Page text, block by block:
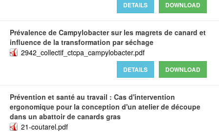
DOWNLOAD
DETAILS
Prévalence de Campylobacter sur les magrets de canard et
influence de la transformation par séchage
2942_collectif_ctcpa_campylobacter.pdf
DOWNLOAD
DETAILS
Prévention et santé au travail : Cas d'intervention
ergonomique pour la conception d'un atelier de découpe
dans un abattoir de canards gras
21-coutarel.pdf